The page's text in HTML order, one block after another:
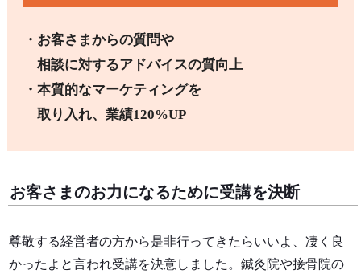
・お客さまからの質問や
相談に対するアドバイスの質向上
・本質的なマーケティングを
取り入れ、業績120%UP
お客さまのお力になるために受講を決断
尊敬する経営者の方から是非行ってきたらいいよ、凄く良
かったよと言われ受講を決意しました。鍼灸院や接骨院の